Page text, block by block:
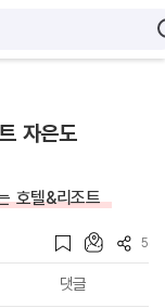
자은도
호텔&리조트
5
댓글